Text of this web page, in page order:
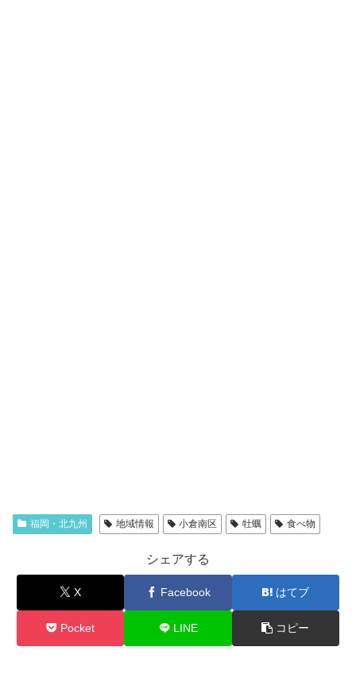
福岡・北九州 地域情報 小倉南区 牡蠣 食べ物
シェアする
X Facebook はてブ
Pocket LINE コピー